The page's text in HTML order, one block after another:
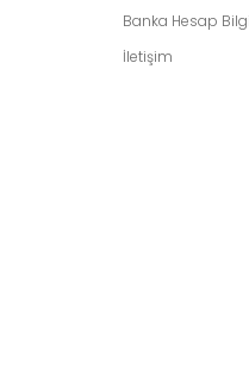
Banka Hesap
İletişim